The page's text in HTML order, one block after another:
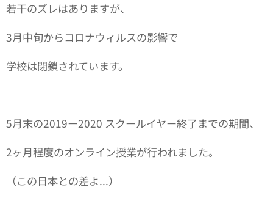
若干のズレはありますが、
3月中旬からコロナウィルスの影響で
学校は閉鎖されています。
5月末の2019ー2020 スクールイヤー終了までの期間、
2ヶ月程度のオンライン授業が行われました。
（この日本との差よ...）